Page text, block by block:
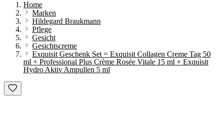
Home
Marken
Hildegard Braukmann
Pflege
Gesicht
Gesichtscreme
Exquisit Geschenk Set = Exquisit Collagen Creme Tag 50
ml + Professional Plus Crème Rosée Vitale 15 ml + Exquisit
Hydro Aktiv Ampullen 5 ml